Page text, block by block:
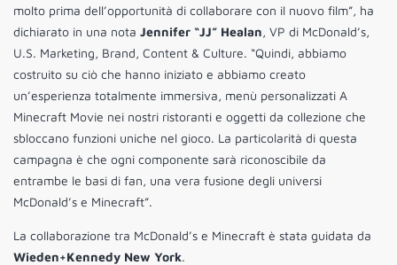
molto prima dell’opportunità di collaborare con il nuovo film”, ha
dichiarato in una nota Jennifer “JJ” Healan, VP di McDonald’s,
U.S. Marketing, Brand, Content & Culture. “Quindi, abbiamo
costruito su ciò che hanno iniziato e abbiamo creato
un’esperienza totalmente immersiva, menù personalizzati A
Minecraft Movie nei nostri ristoranti e oggetti da collezione che
sbloccano funzioni uniche nel gioco. La particolarità di questa
campagna è che ogni componente sarà riconoscibile da
entrambe le basi di fan, una vera fusione degli universi
McDonald’s e Minecraft”.
La collaborazione tra McDonald’s e Minecraft è stata guidata da
Wieden+Kennedy New York.